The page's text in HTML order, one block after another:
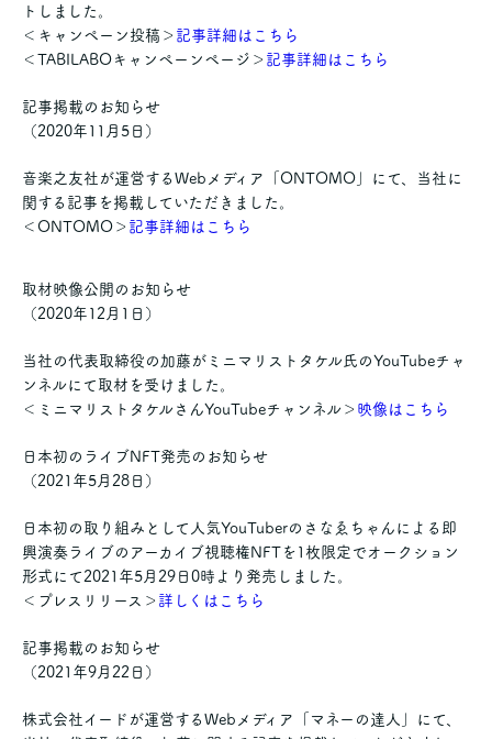
トしました。
＜キャンペーン投稿＞ 記事詳細はこちら
＜TABILABOキャンペーンページ＞ 記事詳細はこちら
記事掲載のお知らせ
（2020年11月5日）
音楽之友社が運営するWebメディア「ONTOMO」にて、当社に
関する記事を掲載していただきました。
＜ONTOMO＞ 記事詳細はこちら
取材映像公開のお知らせ
（2020年12月1日）
当社の代表取締役の加藤がミニマリストタケル氏のYouTubeチャ
ンネルにて取材を受けました。
＜ミニマリストタケルさんYouTubeチャンネル＞ 映像はこちら
日本初のライブNFT発売のお知らせ
（2021年5月28日）
日本初の取り組みとして人気YouTuberのさなゑちゃんによる即
興演奏ライブのアーカイブ視聴権NFTを1枚限定でオークション
形式にて2021年5月29日0時より発売しました。
＜プレスリリース＞ 詳しくはこちら
記事掲載のお知らせ
（2021年9月22日）
株式会社イードが運営するWebメディア「マネーの達人」にて、